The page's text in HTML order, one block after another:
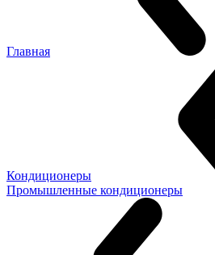
Главная
Кондиционеры
Промышленные кондиционеры